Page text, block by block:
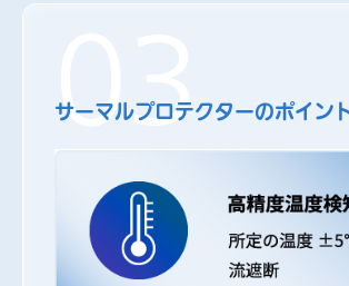
03
サーマルプロテクターのポイン